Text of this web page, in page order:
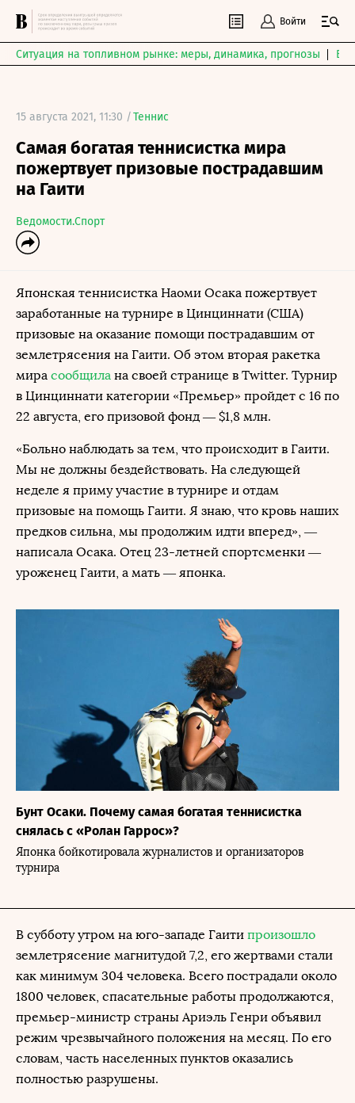
Войти
Ситуация на топливном рынке: меры, динамика, прогнозы
15 августа 2021, 11:30 /Теннис
Самая богатая теннисистка мира
пожертвует призовые пострадавшим
на Гаити
Ведомости.Спорт
Японская теннисистка Наоми Осака пожертвует
заработанные на турнире в Цинциннати (США)
призовые на оказание помощи пострадавшим от
землетрясения на Гаити. Об этом вторая ракетка
мира сообщила на своей странице в Twitter. Турнир
в Цинциннати категории «Премьер» пройдет с 16 по
22 августа, его призовой фонд — $1,8 млн.
«Больно наблюдать за тем, что происходит в Гаити.
Мы не должны бездействовать. На следующей
неделе я приму участие в турнире и отдам
призовые на помощь Гаити. Я знаю, что кровь наших
предков сильна, мы продолжим идти вперед», —
написала Осака. Отец 23-летней спортсменки —
уроженец Гаити, а мать — японка.
Бунт Осаки. Почему самая богатая теннисистка
снялась с «Ролан Гаррос»?
Японка бойкотировала журналистов и организаторов
турнира
В субботу утром на юго-западе Гаити произошло
землетрясение магнитудой 7,2, его жертвами стали
как минимум 304 человека. Всего пострадали около
1800 человек, спасательные работы продолжаются,
премьер-министр страны Ариэль Генри объявил
режим чрезвычайного положения на месяц. По его
словам, часть населенных пунктов оказались
полностью разрушены.